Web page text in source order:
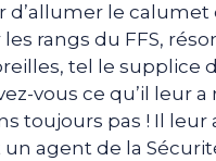
d’allumer le calumet
rangs du FFS,
tel le supplice
vous ce qu’il leur
toujours pas ! Il leur
un agent de la